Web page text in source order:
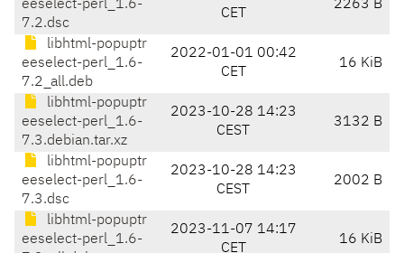
eeselect-perl_1.6-
7.2.dsc
CET
2263 B
libhtml-popuptr
eeselect-perl_1.6-
7.2_all.deb
2022-01-01 00:42
CET
16 KiB
libhtml-popuptr
eeselect-perl_1.6-
7.3.debian.tar.xz
2023-10-28 14:23
CEST
3132 B
libhtml-popuptr
eeselect-perl_1.6-
7.3.dsc
2023-10-28 14:23
CEST
2002 B
libhtml-popuptr
eeselect-perl_1.6-
2023-11-07 14:17
CET
16 KiB